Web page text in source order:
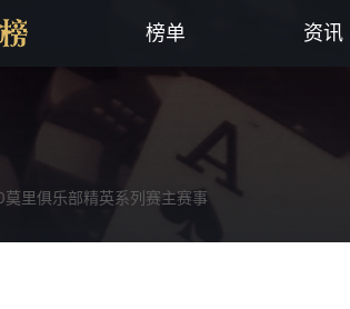
榜单 资讯
里俱乐部精英系列赛主赛事